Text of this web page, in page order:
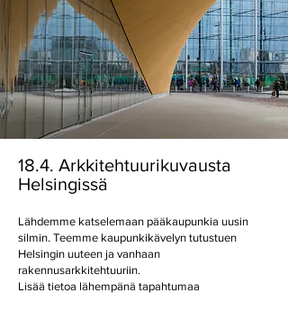
18.4. Arkkitehtuurikuvausta
Helsingissä
Lähdemme katselemaan pääkaupunkia uusin
silmin. Teemme kaupunkikävelyn tutustuen
Helsingin uuteen ja vanhaan
rakennusarkkitehtuuriin.
Lisää tietoa lähempänä tapahtumaa